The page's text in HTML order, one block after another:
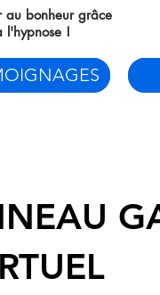
au bonheur grâce
l'hypnose !